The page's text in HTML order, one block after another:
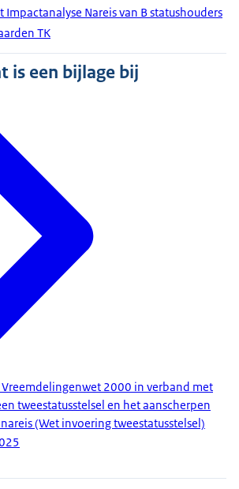
Impactanalyse Nareis van B statushouders
TK
is een bijlage bij
Vreemdelingenwet 2000 in verband met
tweestatusstelsel en het aanscherpen
(Wet invoering tweestatusstelsel)